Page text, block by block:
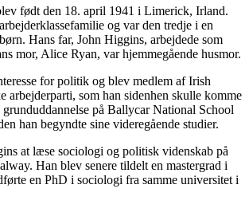
født den 18. april 1941 i Limerick, Irland.
og var den tredje i en
Hans far, John Higgins, arbejdede som
mor, Alice Ryan, var hjemmegående husmor.
for politik og blev medlem af Irish
arbejderparti, som han sidenhen skulle komme
på Ballycar National School
han begyndte sine videregående studier.
at læse sociologi og politisk videnskab på
Han blev senere tildelt en mastergrad i
en PhD i sociologi fra samme universitet i